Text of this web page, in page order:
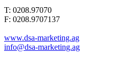
T: 0208.97070
F: 0208.9707137
www.dsa-marketing.ag
info@dsa-marketing.ag